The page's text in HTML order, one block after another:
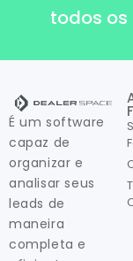
todos os
É um software
capaz de
organizar e
analisar seus
leads de
maneira
completa e